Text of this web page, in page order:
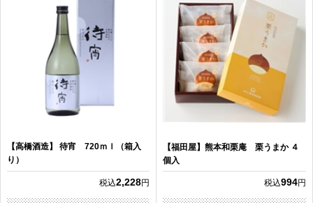
【高橋酒造】 待宵 720ｍｌ（箱入
り）
税込2,228円
【福田屋】熊本和栗庵 栗うまか ４
個入
税込994円